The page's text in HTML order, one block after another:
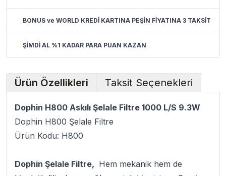
BONUS ve WORLD KREDİ KARTINA PEŞİN FİYATINA 3 TAKSİT
ŞİMDİ AL %1 KADAR PARA PUAN KAZAN
Ürün Özellikleri Taksit Seçenekleri
Dophin H800 Askılı Şelale Filtre 1000 L/S 9.3W
Dophin H800 Şelale Filtre
Ürün Kodu: H800
Dophin Şelale Filtre, Hem mekanik hem de